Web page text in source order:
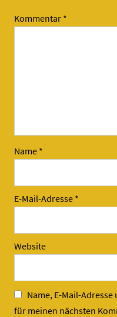
Kommentar *
Name *
E-Mail-Adresse *
Website
Name, E-Mail-
für meinen nächsten